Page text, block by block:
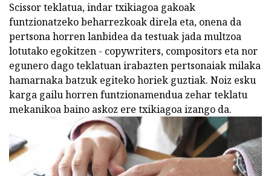
Scissor teklatua, indar txikiagoa gakoak
funtzionatzeko beharrezkoak direla eta, onena da
pertsona horren lanbidea da testuak jada multzoa
lotutako egokitzen - copywriters, compositors eta nor
egunero dago teklatuan irabazten pertsonaiak milaka
hamarnaka batzuk egiteko horiek guztiak. Noiz esku
karga gailu horren funtzionamendua zehar teklatu
mekanikoa baino askoz ere txikiagoa izango da.